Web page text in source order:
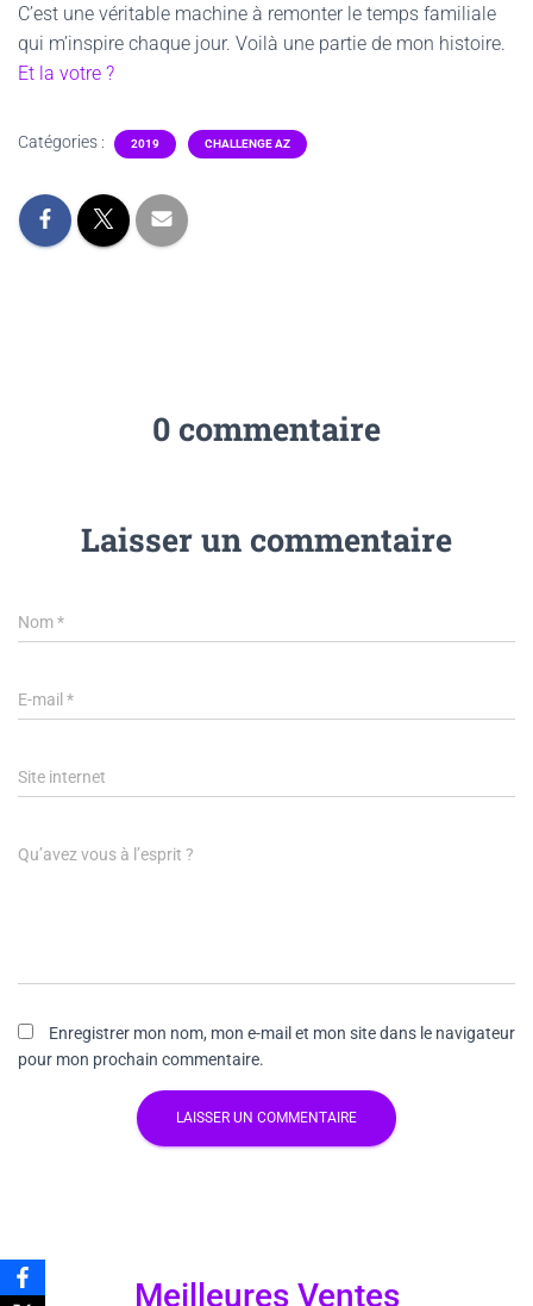
C’est une véritable machine à remonter le temps familiale
qui m’inspire chaque jour. Voilà une partie de mon histoire.
Et la votre ?
Catégories : 2019 CHALLENGE AZ
0 commentaire
Laisser un commentaire
Nom*
E-mail *
Site internet
Qu’avez vous à l’esprit ?
Enregistrer mon nom, mon e-mail et mon site dans le navigateur
pour mon prochain commentaire.
Meilleures Ventes